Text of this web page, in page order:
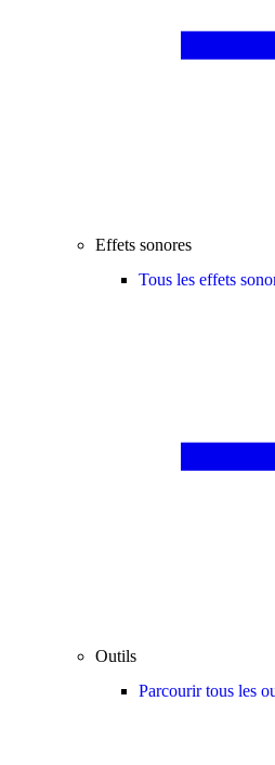
Effets sonores
Tous les effets
Outils
Parcourir tous les